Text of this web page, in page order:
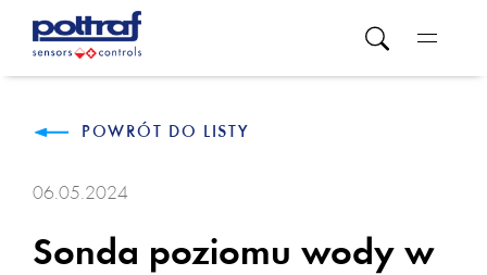
POWRÓT DO LISTY
06.05.2024
Sonda poziomu wody w